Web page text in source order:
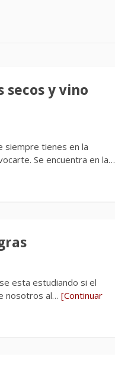
y vino
siempre tienes en la
Se encuentra en la…
esta estudiando si el
nosotros al… [Continuar